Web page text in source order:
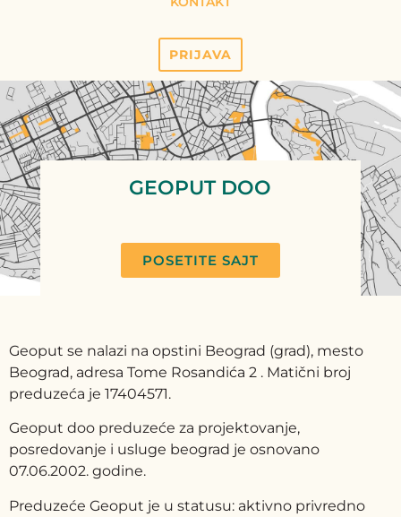
PRIJAVA
GEOPUT DOO
POSETITE SAJT
Geoput se nalazi na opstini Beograd (grad), mesto
Beograd, adresa Tome Rosandića 2 . Matični broj
preduzeća je 17404571.
Geoput doo preduzeće za projektovanje,
posredovanje i usluge beograd je osnovano
07.06.2002. godine.
Preduzeće Geoput je u statusu: aktivno privredno